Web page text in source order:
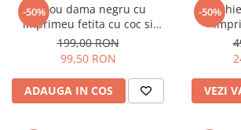
-50%
Tricou dama negru cu
imprimeu fetita cu coc si
ochelari albastrii
199,00 RON
99,50 RON
ADAUGA IN COS
-50%
VEZI